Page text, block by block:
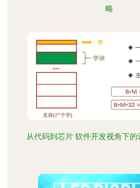
略
从代码到芯片 软件开发视角下